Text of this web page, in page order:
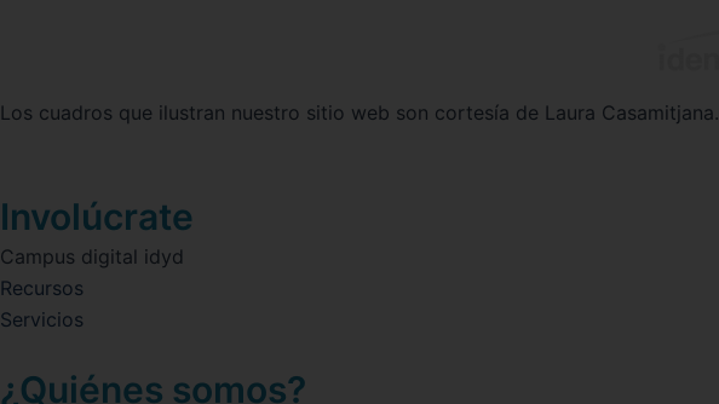
Los cuadros que ilustran nuestro sitio web son cortesía de Laura Casamitjana.
Involúcrate
Campus digital idyd
Recursos
Servicios
¿Quiénes somos?